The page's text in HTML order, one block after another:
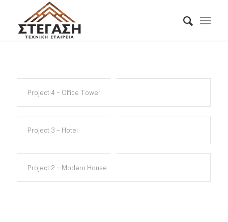
Project 4 – Office Tower
Project 3 – Hotel
Project 2 – Modern House